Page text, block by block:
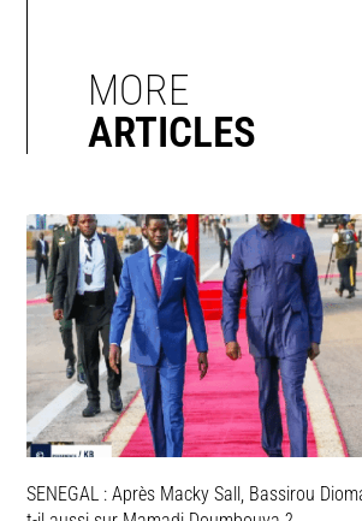
MORE
ARTICLES
SENEGAL : Après Macky Sall, Bassirou